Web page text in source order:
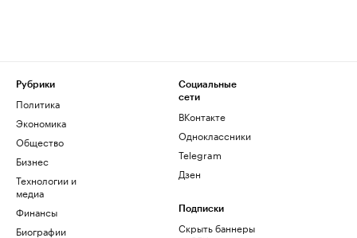
Рубрики
Политика
Экономика
Общество
Бизнес
Технологии и
медиа
Финансы
Биографии
Социальные
сети
ВКонтакте
Одноклассники
Telegram
Дзен
Подписки
Скрыть баннеры